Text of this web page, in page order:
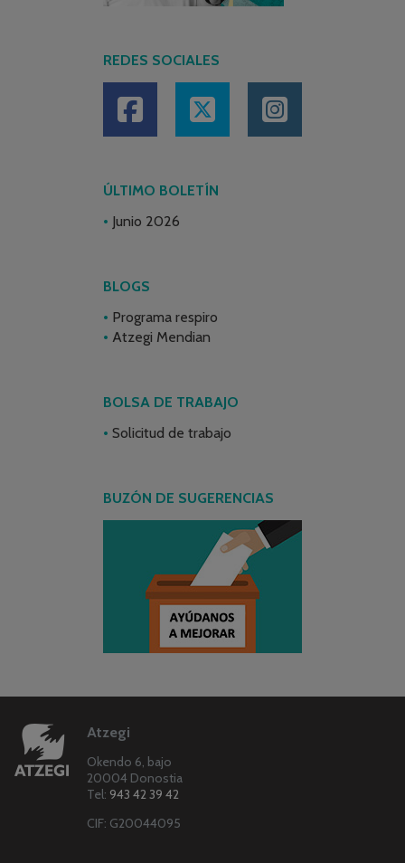
REDES SOCIALES
ÚLTIMO BOLETÍN
Junio 2026
BLOGS
Programa respiro
Atzegi Mendian
BOLSA DE TRABAJO
Solicitud de trabajo
BUZÓN DE SUGERENCIAS
Atzegi
Okendo 6, bajo
20004 Donostia
Tel: 943 42 39 42
CIF: G20044095